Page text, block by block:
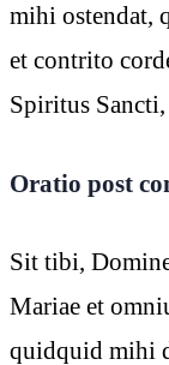
mihi ostendat,
et contrito
Spiritus Sancti,
Oratio post
Sit tibi,
Mariae et
quidquid mihi